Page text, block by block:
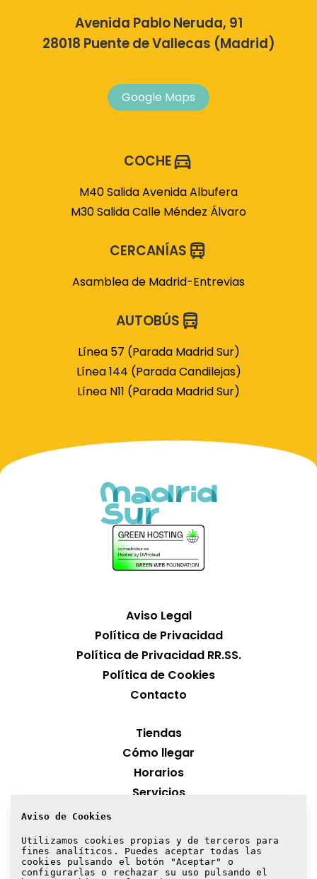
Avenida Pablo Neruda, 91
28018 Puente de Vallecas (Madrid)
Google Maps
COCHE
M40 Salida Avenida Albufera
M30 Salida Calle Méndez Álvaro
CERCANÍAS
Asamblea de Madrid-Entrevias
AUTOBÚS
Línea 57 (Parada Madrid Sur)
Línea 144 (Parada Candilejas)
Línea N11 (Parada Madrid Sur)
Aviso Legal
Política de Privacidad
Política de Privacidad RR.SS.
Política de Cookies
Contacto
Tiendas
Cómo llegar
Horarios
Servicios
Suscribirme
Aviso de Cookies
Utilizamos cookies propias y de terceros para
fines analíticos. Puedes aceptar todas las
cookies pulsando el botón "Aceptar" o
configurarlas o rechazar su uso pulsando el